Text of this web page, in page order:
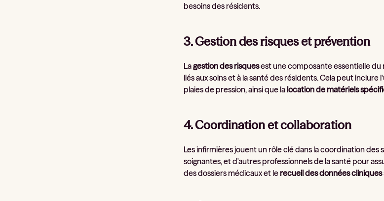
besoins des résidents.
3. Gestion des risques et prévention
Lagestion des risquesest une composante essentielle du
liés aux soins et à la santé des résidents. Cela peut
plaies de pression, ainsi que la location de matériels
4. Coordination et collaboration
Les infirmières jouent un rôle clé dans la coordination des
soignantes, et d'autres professionnels de la santé pour
des dossiers médicaux et le recueil des données cliniques